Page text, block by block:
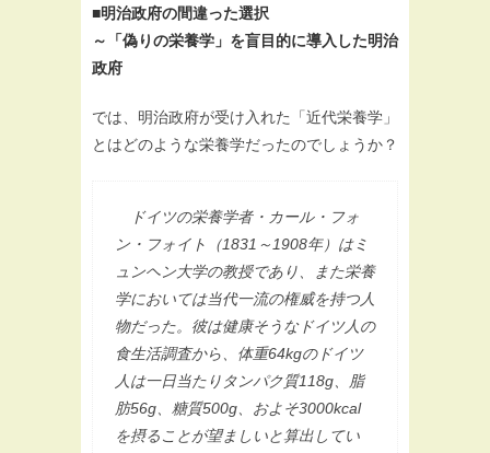
■明治政府の間違った選択
～「偽りの栄養学」を盲目的に導入した明治
政府
では、明治政府が受け入れた「近代栄養学」
とはどのような栄養学だったのでしょうか？
ドイツの栄養学者・カール・フォ
ン・フォイト（1831～1908年）はミ
ュンヘン大学の教授であり、また栄養
学においては当代一流の権威を持つ人
物だった。彼は健康そうなドイツ人の
食生活調査から、体重64kgのドイツ
人は一日当たりタンパク質118g、脂
肪56g、糖質500g、およそ3000kcal
を摂ることが望ましいと算出してい